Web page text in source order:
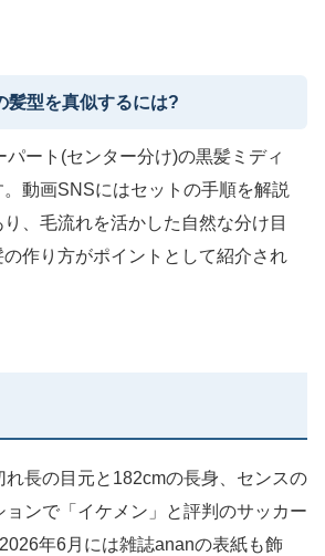
髪型を真似するには?
パート(センター分け)の黒髪ミディ
動画SNSにはセットの手順を解説
、毛流れを活かした自然な分け目
作り方がポイントとして紹介され
れ長の目元と182cmの長身、センスの
ンで「イケメン」と評判のサッカー
年6月には雑誌ananの表紙も飾